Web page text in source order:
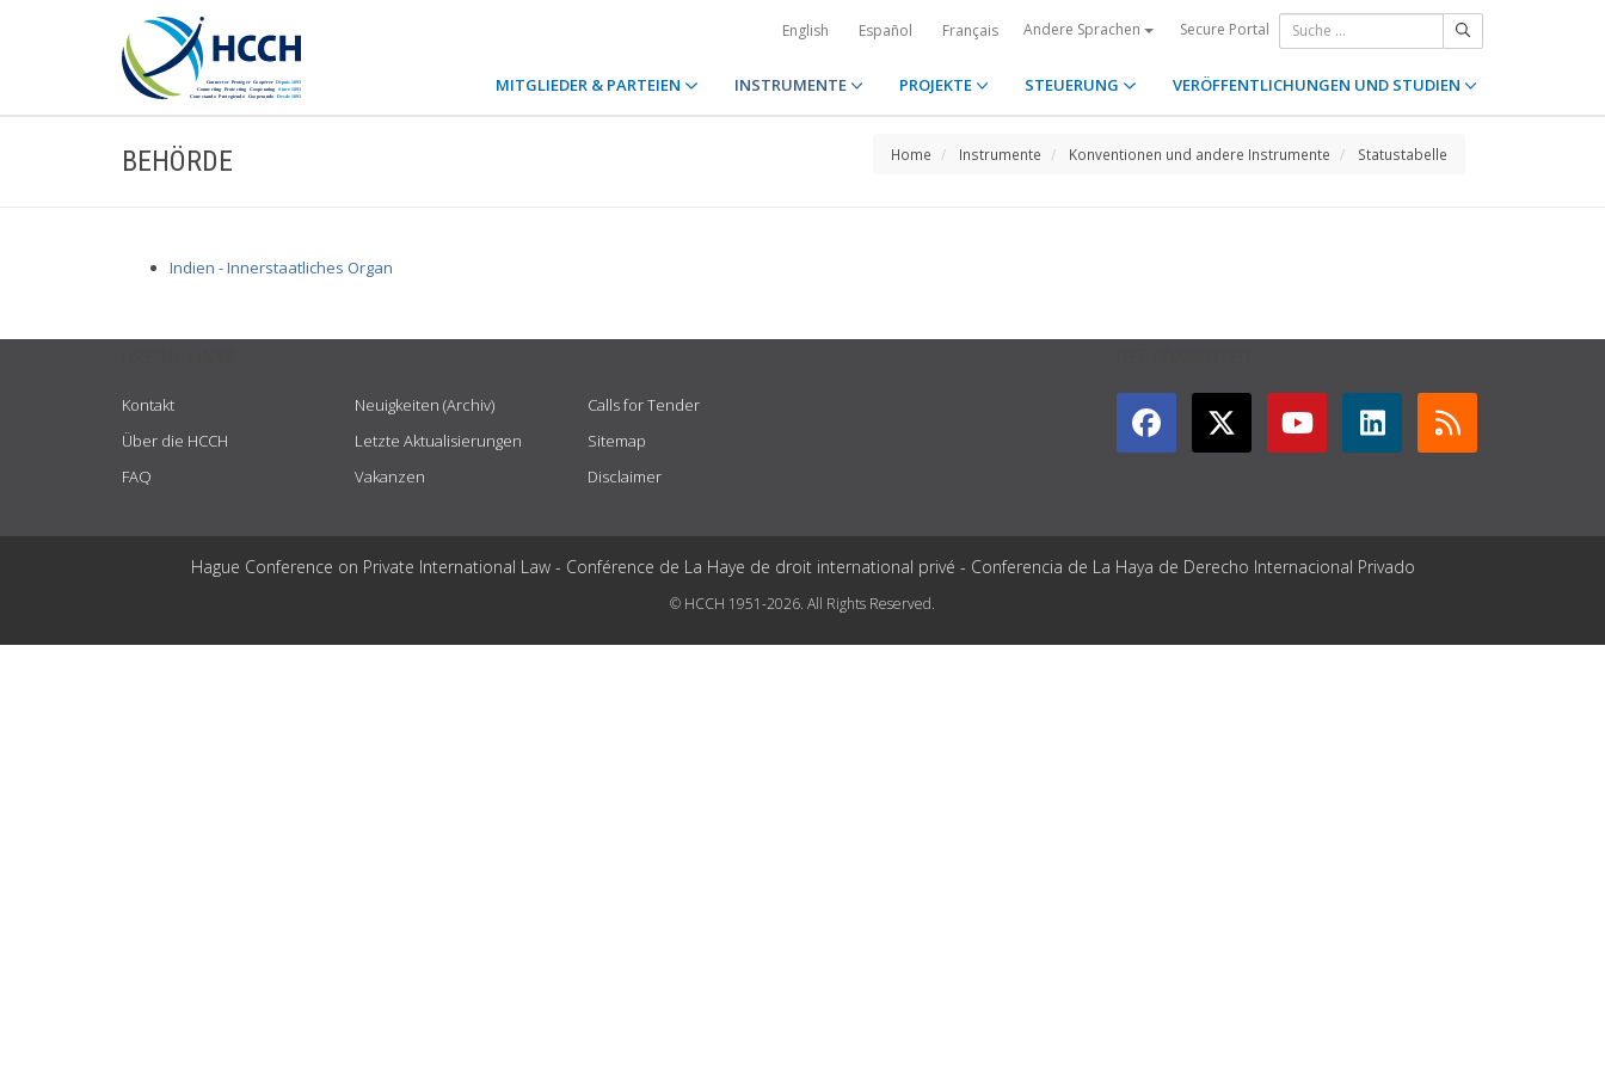
English Español Français Andere Sprachen Secure Portal
MITGLIEDER & PARTEIEN INSTRUMENTE PROJEKTE STEUERUNG VERÖFFENTLICHUNGEN UND STUDIEN
BEHÖRDE Home Instrumente Konventionen und andere Instrumente Statustabelle
Indien - Innerstaatliches Organ
Kontakt
Über die HCCH
FAQ
Neuigkeiten (Archiv)
Letzte Aktualisierungen
Vakanzen
Calls for Tender
Sitemap
Disclaimer
Hague Conference on Private International Law - Conférence de La Haye de droit international privé - Conferencia de La Haya de Derecho Internacional Privado
© HCCH 1951-2026. All Rights Reserved.